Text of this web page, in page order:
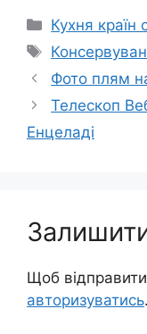
Категорії
Кухня країн
Позначки
Фото плям
Телескоп
Енцеладі
Щоб
авторизуватись.